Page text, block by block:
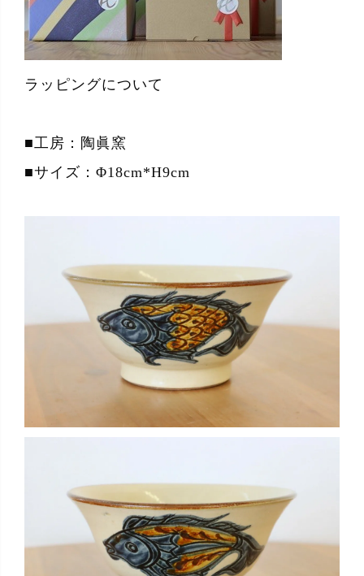
ラッピングについて
■工房：陶眞窯
■サイズ：Φ18cm*H9cm